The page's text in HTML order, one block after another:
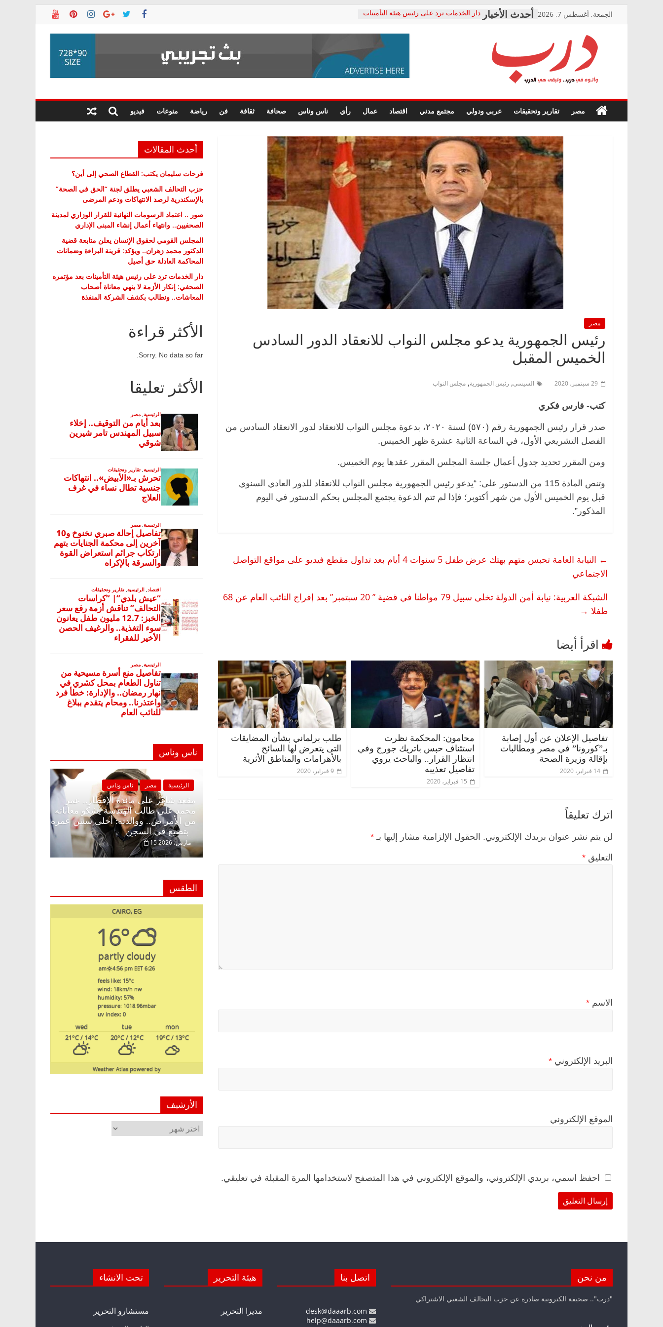
الجمعة, أغسطس 7, 2026
دار الخدمات ترد على رئيس هيئة التأمينات
معاناة أصحاب المعاشات.. ونطالب بكشف
فرحات سليمان يكتب: القطاع الصحي إلى
حزب التحالف الشعبي يطلق لجنة “الحق
صور .. اعتماد الرسومات النهائية للقرار
الوزاري لمدينة الصحفيين.. وانتهاء أعمال
إنشاء المبنى الإداري
متابعة قضية الدكتور محمد زهران.. ويؤكد:
قرينة البراءة وضمانات المحاكمة العادلة
حق أصيل
درب
في
درب..
مصر تقارير وتحقيقات عربي ودولي مجتمع مدني اقتصاد عمال رأي ناس وناس صحافة ثقافة فن رياضة منوعات فيديو
مصر
رئيس الجمهورية يدعو مجلس النواب للانعقاد الدور السادس
الخميس المقبل
29 سبتمبر، 2020 السيسي, رئيس الجمهورية, مجلس النواب
كتب- فارس فكري
صدر قرار رئيس الجمهورية رقم (٥٧٠) لسنة ٢٠٢٠، بدعوة مجلس النواب للانعقاد لدور الانعقاد السادس من
الفصل التشريعي الأول، في الساعة الثانية عشرة ظهر الخميس.
ومن المقرر تحديد جدول أعمال جلسة المجلس المقرر عقدها يوم الخميس.
وتنص المادة 115 من الدستور على: “يدعو رئيس الجمهورية مجلس النواب للانعقاد للدور العادي السنوي
قبل يوم الخميس الأول من شهر أكتوبر؛ فإذا لم تتم الدعوة يجتمع المجلس بحكم الدستور في اليوم
المذكور”.
←
النيابة العامة تحبس متهم بهتك عرض طفل 5 سنوات 4 أيام بعد تداول مقطع فيديو على مواقع التواصل
الاجتماعي
الشبكة العربية: نيابة أمن الدولة تخلي سبيل 79 مواطنا في قضية ” 20 سبتمبر” بعد إفراج النائب العام عن 68
طفلا →
تفاصيل الإعلان عن أول إصابة
بـ”كورونا” في مصر ومطالبات
بإقالة وزيرة الصحة
14 فبراير، 2020
محامون: المحكمة نظرت
استئناف حبس باتريك جورج وفي
انتظار القرار.. والباحث يروي
تفاصيل تعذيبه
15 فبراير، 2020
طلب برلماني بشأن المضايقات
التى يتعرض لها السائح
بالأهرامات والمناطق الأثرية
9 فبراير، 2020
اترك تعليقاً
لن يتم نشر عنوان بريدك الإلكتروني. الحقول الإلزامية مشار إليها بـ *
التعليق *
الاسم *
البريد الإلكتروني *
الموقع الإلكتروني
احفظ اسمي، بريدي الإلكتروني، والموقع الإلكتروني في هذا المتصفح لاستخدامها المرة المقبلة في تعليقي.
أحدث المقالات
فرحات سليمان يكتب: القطاع الصحي إلى أين؟
حزب التحالف الشعبي يطلق لجنة “الحق في الصحة”
بالإسكندرية لرصد الانتهاكات ودعم المرضى
صور .. اعتماد الرسومات النهائية للقرار الوزاري لمدينة
الصحفيين.. وانتهاء أعمال إنشاء المبنى الإداري
المجلس القومي لحقوق الإنسان يعلن متابعة قضية
الدكتور محمد زهران.. ويؤكد: قرينة البراءة وضمانات
المحاكمة العادلة حق أصيل
دار الخدمات ترد على رئيس هيئة التأمينات بعد مؤتمره
الصحفي: إنكار الأزمة لا ينهي معاناة أصحاب
المعاشات.. ونطالب بكشف الشركة المنفذة
الأكثر قراءة
Sorry. No data so far.
الأكثر تعليقا
ناس وناس
الرئيسية مصر
مقعد شاغر على مائدة
محمد علي طالب الهندسة يشكو
من الأمراض.. ووالدته: أحلى
بتضيع في السجن
15 مارس، 2026
ناس وناس
مقعد شاغر على الإفطار وبلكونة بلا زينة
رمضان.. د. عبدالخالق فاروق خبير
اقتصادي في انتظار حلم الحرية ولمة
21 فبراير، 2026
في ذكرى رحيله.. د. نور فرحات فقيه
قانوني دافع عن قضايا الوطن وانحاز
26 يناير، 2026
خبير اقتصادي
وحيداً على أبواب
الطقس
CAIRO, EG
16°
partly cloudy
6:26 am
4:56 pm EET
feels like: 15°c
wind: 18km/h nw
humidity: 57%
pressure: 1018.96mbar
uv index: 0
mon
tue
wed
19°C/ 13°C
20°C/ 12°C
21°C/ 14°C
powered by
Weather Atlas
الأرشيف
الأرشيف
من نحن
"درب".. صحيفة الكترونية صادرة عن حزب التحالف الشعبي الاشتراكي
اتصل بنا هيئة التحرير
مديرا التحرير
تحت الانشاء
مستشارو التحرير